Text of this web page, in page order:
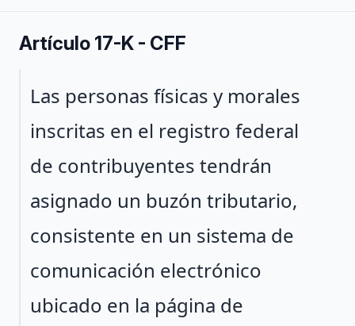
Artículo 17-K - CFF
Párrafo 1
Las personas físicas y morales
inscritas en el registro federal
de contribuyentes tendrán
asignado un buzón tributario,
consistente en un sistema de
comunicación electrónico
ubicado en la página de